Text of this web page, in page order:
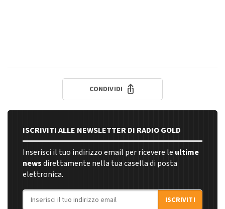
CONDIVIDI
ISCRIVITI ALLE NEWSLETTER DI RADIO GOLD
Inserisci il tuo indirizzo email per ricevere le ultime
newsdirettamente nella tua casella di posta
elettronica.
Indirizzo email
ISCRIVITI